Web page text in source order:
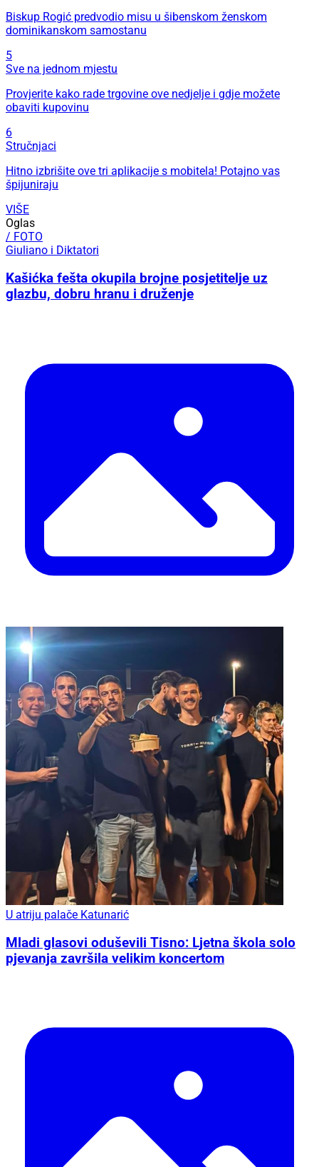
Biskup Rogić predvodio misu u šibenskom ženskom
dominikanskom samostanu
5
Sve na jednom mjestu
Provjerite kako rade trgovine ove nedjelje i gdje možete
obaviti kupovinu
6
Stručnjaci
Hitno izbrišite ove tri aplikacije s mobitela! Potajno vas
špijuniraju
VIŠE
Oglas
/ FOTO
Giuliano i Diktatori
Kašićka fešta okupila brojne posjetitelje uz
glazbu, dobru hranu i druženje
U atriju palače Katunarić
Mladi glasovi oduševili Tisno: Ljetna škola solo
pjevanja završila velikim koncertom